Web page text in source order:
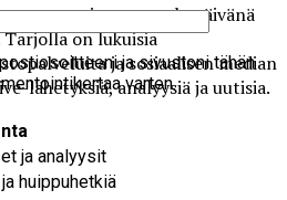
seuraaminen on nykypäivänä
Tarjolla on lukuisia
ja sosiaalisen median
lähetyksiä, analyysiä ja uutisia.
ja analyysit
huippuhetkiä
ja sivustoni tähän
varten.